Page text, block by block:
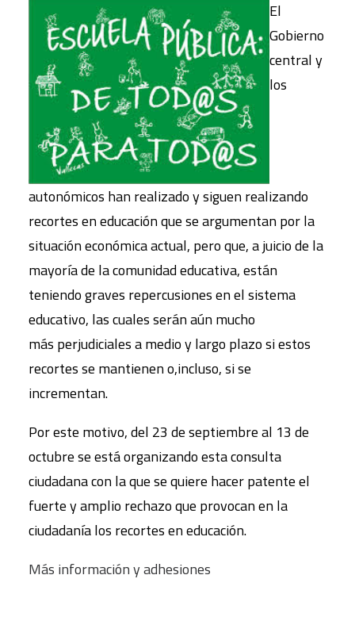
El
Gobierno
central y
los
autonómicos han realizado y siguen realizando
recortes en educación que se argumentan por la
situación económica actual, pero que, a juicio de la
mayoría de la comunidad educativa, están
teniendo graves repercusiones en el sistema
educativo, las cuales serán aún mucho
más perjudiciales a medio y largo plazo si estos
recortes se mantienen o,incluso, si se
incrementan.
Por este motivo, del 23 de septiembre al 13 de
octubre se está organizando esta consulta
ciudadana con la que se quiere hacer patente el
fuerte y amplio rechazo que provocan en la
ciudadanía los recortes en educación.
Más información y adhesiones